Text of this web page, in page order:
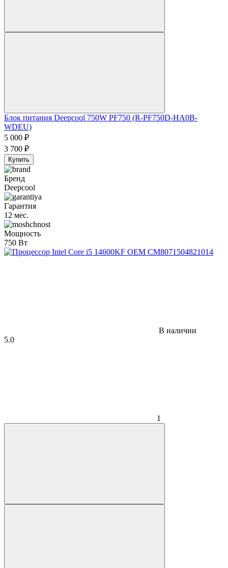
Блок питания Deepcool 750W PF750 (R-PF750D-HA0B-
WDEU)
5 000 ₽
3 700 ₽
Купить
Бренд
Deepcool
Гарантия
12 мес.
Мощность
750 Вт
В наличии
5.0
1